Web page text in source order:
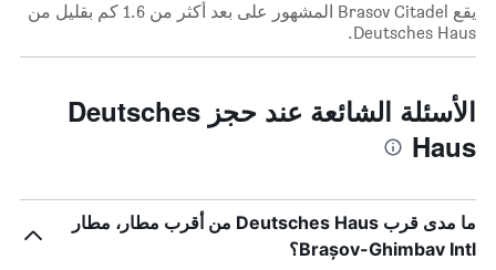
يقع Brasov Citadel المشهور على بعد أكثر من 1.6 كم بقليل من
Deutsches Haus.
الأسئلة الشائعة عند حجز Deutsches
Haus
ما مدى قرب Deutsches Haus من أقرب مطار، مطار
Brașov-Ghimbav Intl؟